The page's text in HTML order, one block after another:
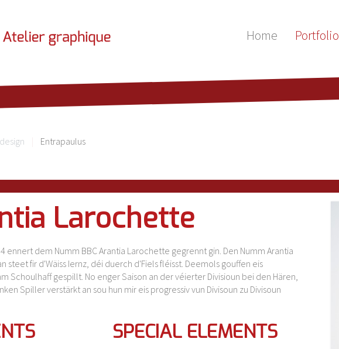
Home Portfolio
Entrapaulus
Larochette
ennert dem Numm BBC Arantia Larochette gegrennt gin. Den Numm Arantia
steet fir d'Wäiss Iernz, déi duerch d'Fiels fléisst. Deemols gouffen eis
Schoulhaff gespillt. No enger Saison an der véierter Divisioun bei den Hären,
Spiller verstärkt an sou hun mir eis progressiv vun Divisoun zu Divisoun
SPECIAL ELEMENTS